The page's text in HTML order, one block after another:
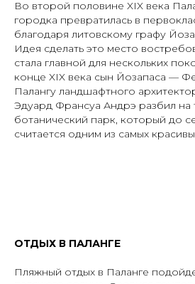
Во второй половине XIX века
городка превратилась в
благодаря литовскому графу
Идея сделать это место
стала главной для нескольких
конце XIX века сын Йозапаса —
Палангу ландшафтного
Эдуард Франсуа Андрэ разбил на
ботанический парк, который до
считается одним из самых
ОТДЫХ В ПАЛАНГЕ
Пляжный отдых в Паланге